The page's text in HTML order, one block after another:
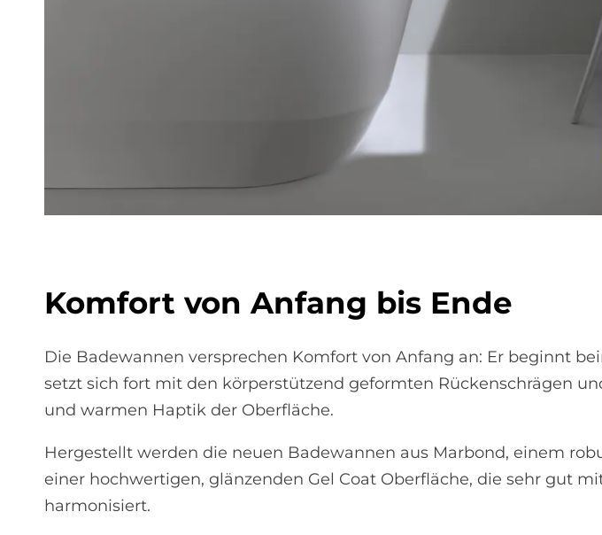
Kom­fort von An­fang bis Ende
Die Badewannen versprechen Komfort von Anfang an: Er beginnt
setzt sich fort mit den körperstützend geformten Rückenschrägen
und warmen Haptik der Oberfläche.
Hergestellt werden die neuen Badewannen aus Marbond, einem
einer hochwertigen, glänzenden Gel Coat Oberfläche, die sehr gut
harmonisiert.